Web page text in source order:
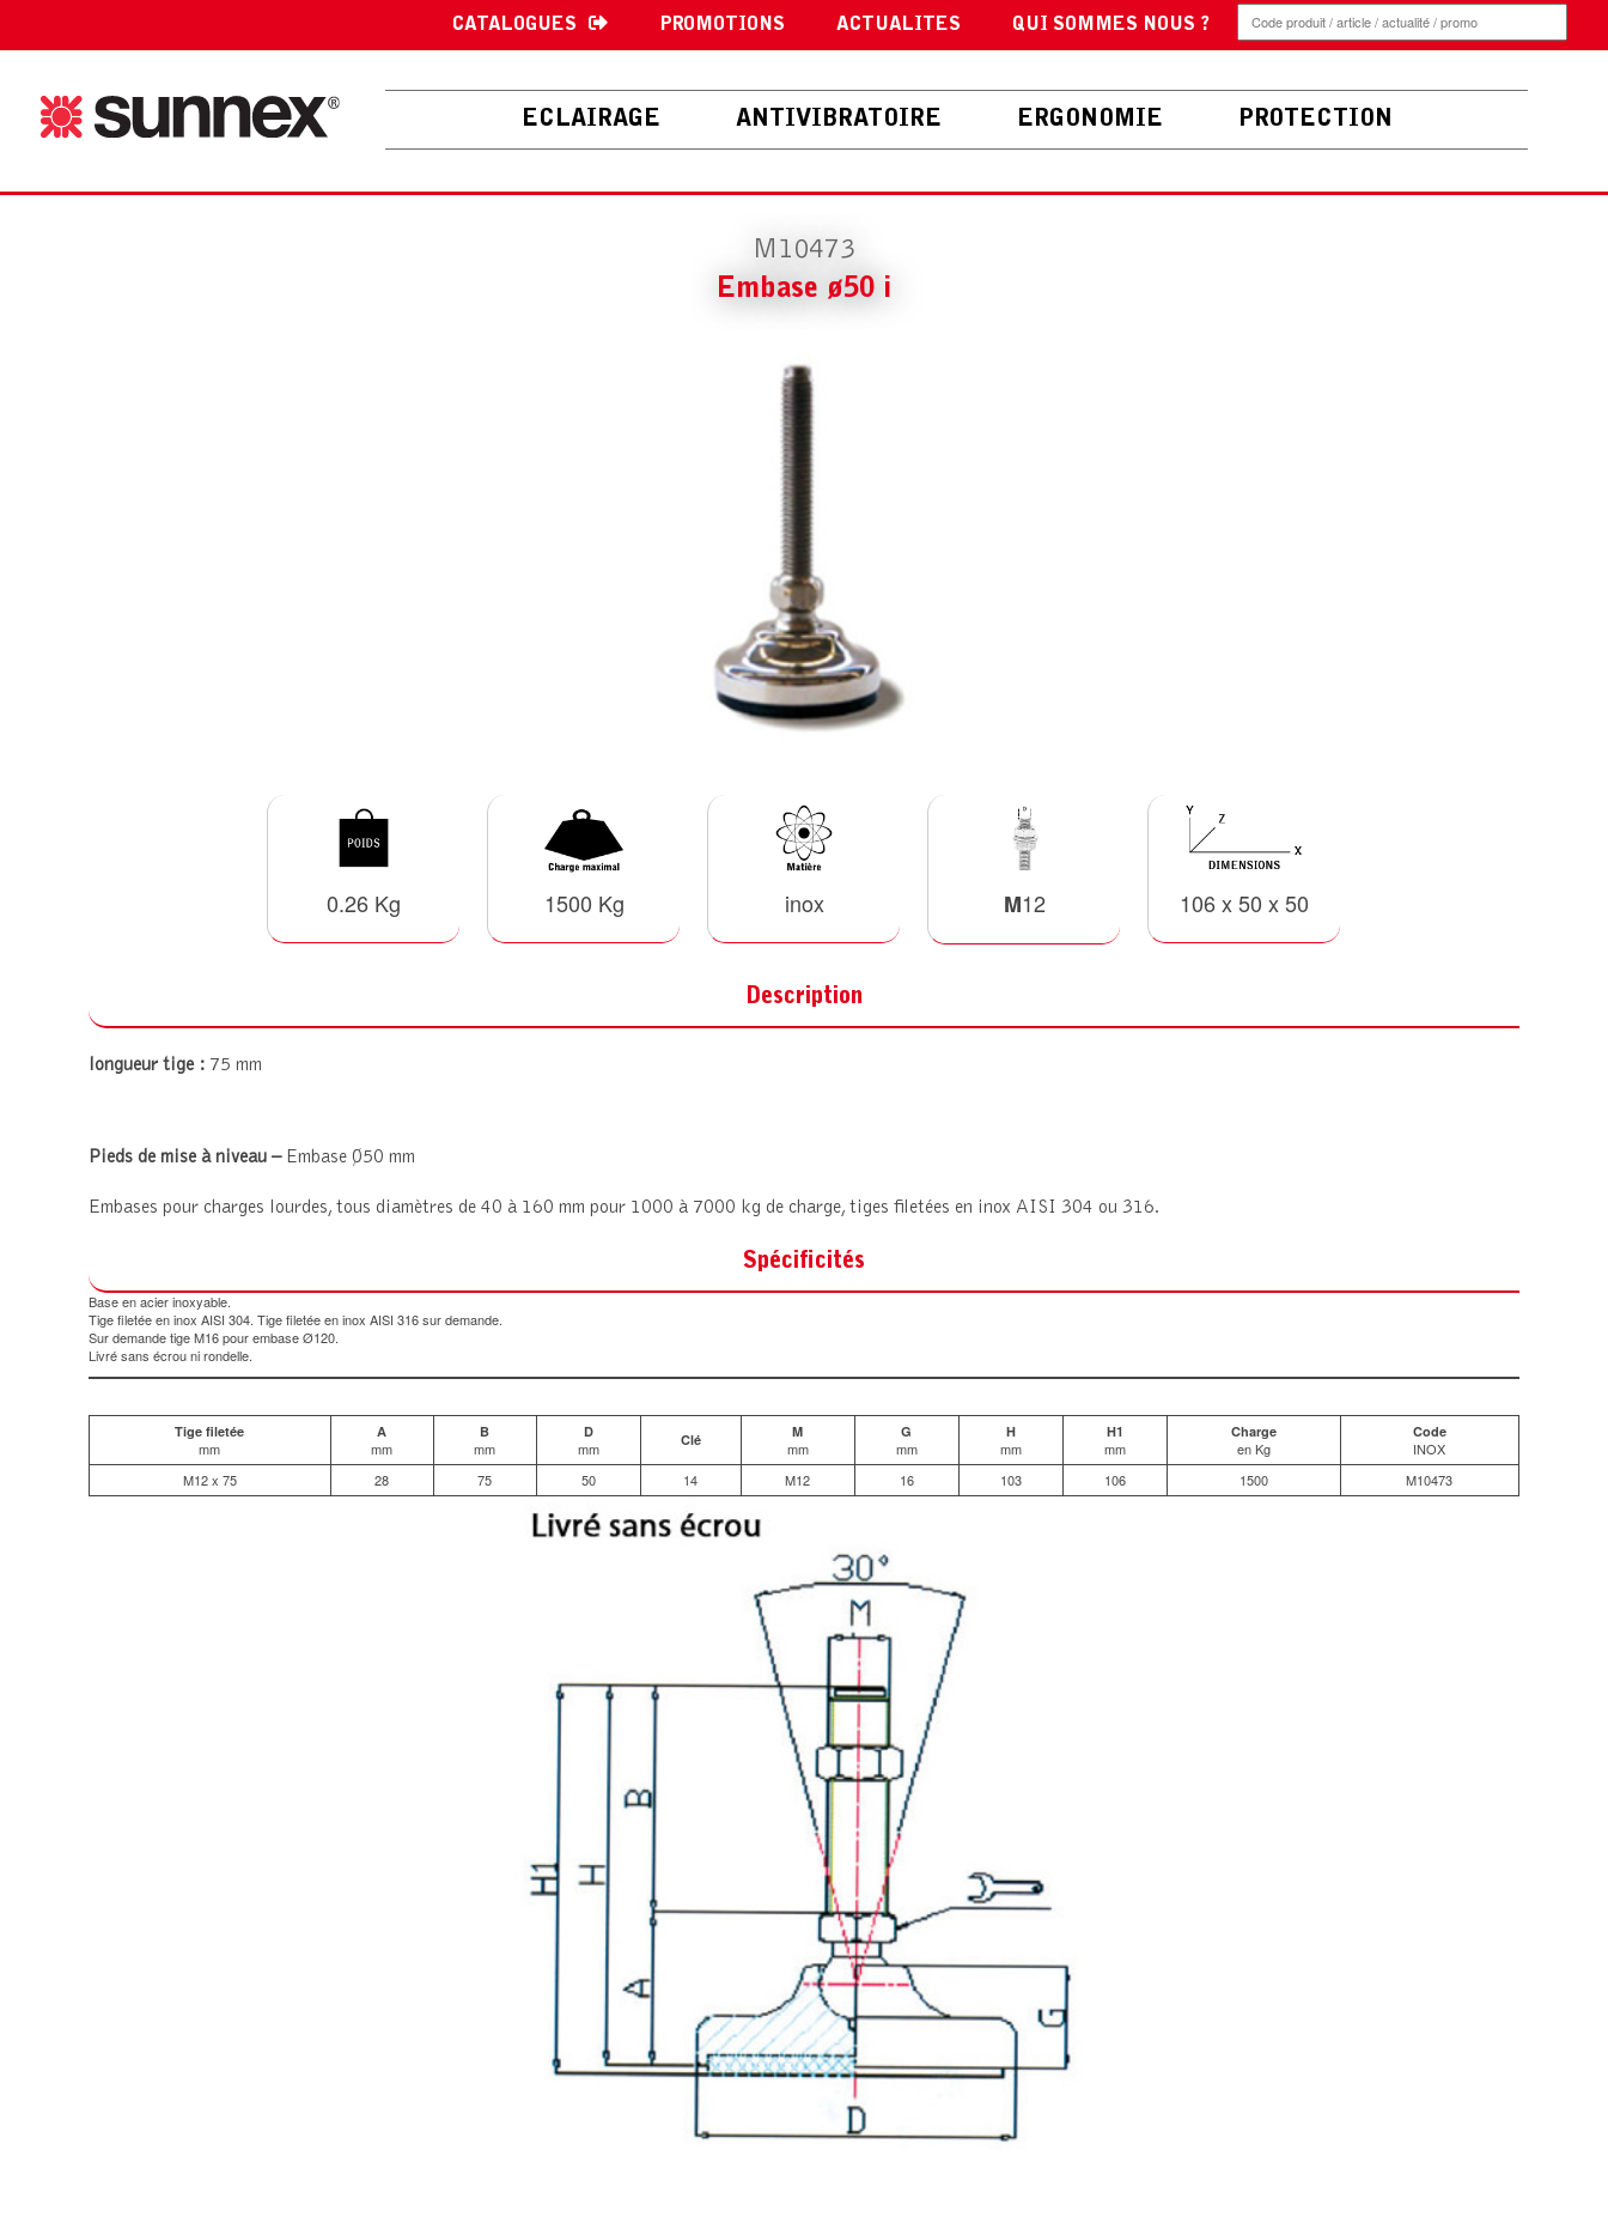
CATALOGUES PROMOTIONS ACTUALITES QUI SOMMES NOUS ?
ECLAIRAGE ANTIVIBRATOIRE ERGONOMIE PROTECTION
M10473
Embase ø50 i
0.26 Kg 1500 Kg inox M12 106 x 50 x 50
Description
longueur tige : 75 mm
Pieds de mise à niveau – Embase Ø50 mm
Embases pour charges lourdes, tous diamètres de 40 à 160 mm pour 1000 à 7000 kg de charge, tiges filetées en inox AISI 304 ou 316.
Spécificités
Base en acier inoxyable.
Tige filetée en inox AISI 304. Tige filetée en inox AISI 316 sur demande.
Sur demande tige M16 pour embase Ø120.
Livré sans écrou ni rondelle.
Tige filetée
mm
A
mm
B
mm
D
mm Clé M
mm
G
mm
H
mm
H1
mm
Charge
en Kg
Code
INOX
M12 x 75
28 75 50 14 M12 16 103 106 1500 M10473